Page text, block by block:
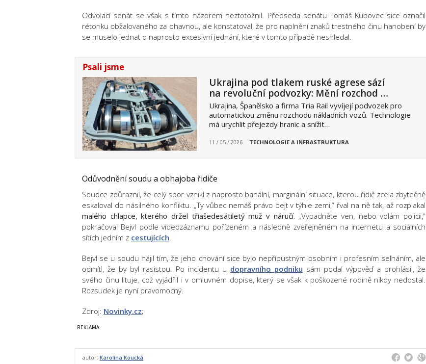
Odvolací senát se však s tímto názorem neztotožnil. Předseda senátu Tomáš Kubovec sice označil
rétoriku obžalovaného za ohavnou, ale konstatoval, že pro naplnění znaků trestného činu hanobení by
se muselo jednat o naprosto excesivní jednání, které v tomto případě neshledal.
Psali jsme
Ukrajina pod tlakem ruské agrese sází
na revoluční podvozky: Mění rozchod …
Ukrajina, Španělsko a firma Tria Rail vyvíjejí podvozek pro
automatickou změnu rozchodu nákladních vozů. Technologie
má urychlit přejezdy hranic a snížit…
11 / 05 / 2026 TECHNOLOGIE A INFRASTRUKTURA
Odůvodnění soudu a obhajoba řidiče
Soudce zdůraznil, že celý spor vznikl z naprosto banální, marginální situace, kterou řidič zcela zbytečně
eskaloval do násilného konfliktu. „Ty vůbec nemáš právo bejt v týhle zemi,“ řval na ně tak, až rozplakal
malého chlapce, kterého držel třiašedesátiletý muž v náručí. „Vypadněte ven, nebo volám policii,“
pokračoval Bejvl podle videozáznamu pořízeném a následně zveřejněném na internetu a sociálních
sítích jedním z cestujících.
Bejvl se u soudu hájil tím, že jeho chování sice bylo nepřípustným osobním i profesním selháním, ale
odmítl, že by byl rasistou. Po incidentu u dopravního podniku sám podal výpověď a prohlásil, že
svého činu lituje, což vyjádřil i v omluvném dopise, který se však k poškozené rodině nikdy nedostal.
Rozsudek je nyní pravomocný.
Zdroj: Novinky.cz;
autor: Karolína Koucká